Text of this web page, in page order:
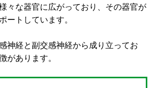
々な器官に広がっており、その器官が
ートしています。
神経と副交感神経から成り立ってお
があります。